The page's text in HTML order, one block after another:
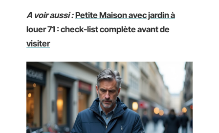
A voir aussi : Petite Maison avec jardin à
louer 71 : check-list complète avant de
visiter